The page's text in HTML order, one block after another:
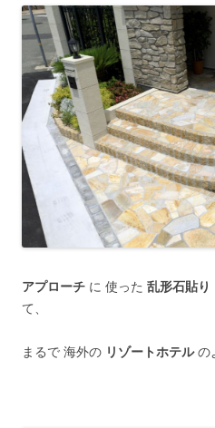
アプローチ に 使った 乱形石貼り
て、
まるで 海外の リゾートホテルの